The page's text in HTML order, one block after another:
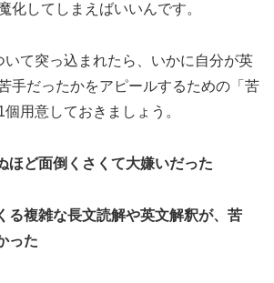
化してしまえばいいんです。
いて突っ込まれたら、いかに自分が英
手だったかをアピールするための「苦
用意しておきましょう。
ほど面倒くさくて大嫌いだった
る複雑な長文読解や英文解釈が、苦
った